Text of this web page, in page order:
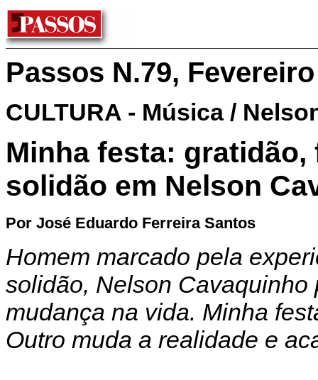
Passos N.79,
CULTURA - Música /
Minha festa:
solidão em Nelson
Por José Eduardo Ferreira Santos
Homem marcado pela
solidão, Nelson
mudança na vida. Minha
Outro muda a realidade e